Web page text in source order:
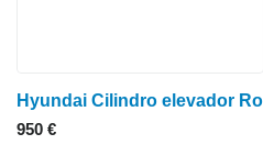
950 €